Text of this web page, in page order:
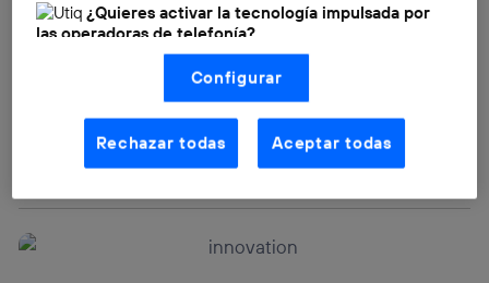
¿Quieres activar la tecnología impulsada por
las operadoras de telefonía?
Nosotros, Telefónica S.A., utilizamos la tecnología Utiq para
realizar nuestras acciones de marketing digital o análisis
(como se describe en este aviso de consentimiento)
basadas en tu navegación en nuestra(s) web(s)
aquí (solo cuando utilizas una conexión a
internet habilitada , proporcionada por una de las
operadoras de telefonía participantes, y otorgas tu
prioridad ofreciéndote elección y control.
Configurar
Rechazar todas Aceptar todas